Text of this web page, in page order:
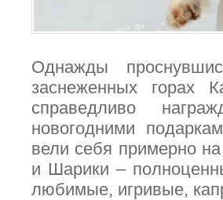
Однажды
заснеженных горах
справедливо
новогодними
вели себя примерно
и Шарики –
любимые, игривые,